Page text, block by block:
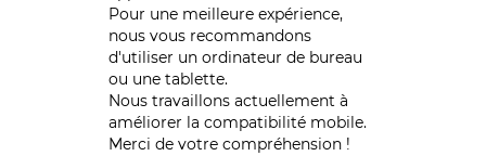
Pour une meilleure expérience,
nous vous recommandons
d'utiliser un ordinateur de bureau
ou une tablette.
Nous travaillons actuellement à
améliorer la compatibilité mobile.
Merci de votre compréhension !